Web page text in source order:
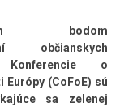
bodom
občianskych
Konferencie o
Európy (CoFoE) sú
sa zelenej